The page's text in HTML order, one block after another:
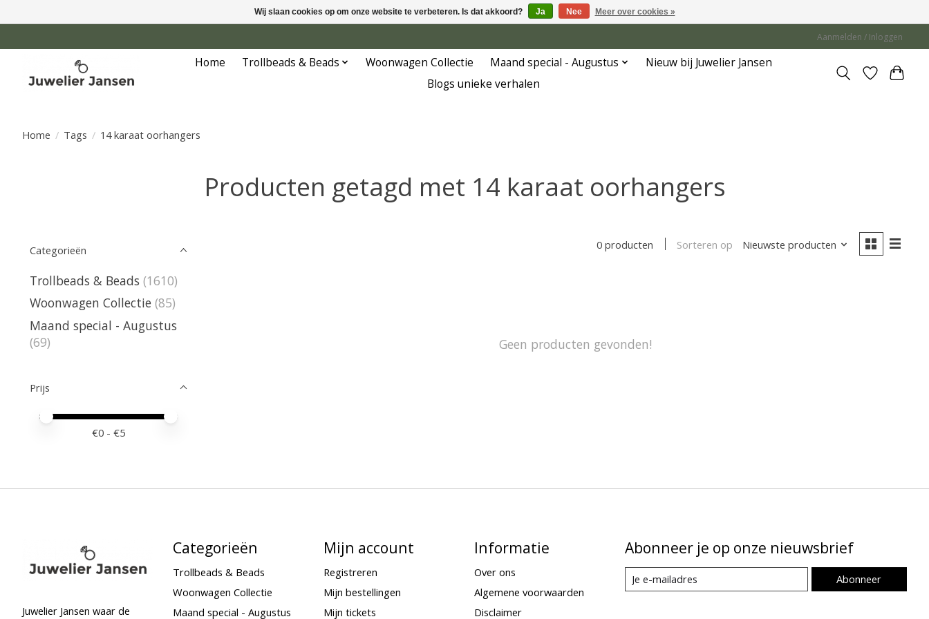
Aanmelden / Inloggen
Home Trollbeads & Beads Woonwagen Collectie Maand special - Augustus
Nieuw bij Juwelier Jansen
Blogs unieke verhalen
Home / Tags / 14 karaat oorhangers
Producten getagd met 14 karaat oorhangers
Categorieën
Trollbeads & Beads (1610)
Woonwagen Collectie (85)
Maand special - Augustus
(69)
Prijs
Minimale prijswaarde
Price maximum value
€0 - €5
0 producten Sorteren op Nieuwste producten
Geen producten gevonden!
Juwelier Jansen waar de
Categorieën
Trollbeads & Beads
Woonwagen Collectie
Maand special - Augustus
Mijn account
Registreren
Mijn bestellingen
Mijn tickets
Informatie
Over ons
Algemene voorwaarden
Disclaimer
Abonneer je op onze nieuwsbrief
Abonneer
Wij slaan cookies op om onze website te verbeteren. Is dat akkoord? Ja Nee Meer over cookies »